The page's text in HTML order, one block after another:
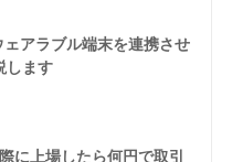
アラブル端末を連携させ
します
に上場したら何円で取引